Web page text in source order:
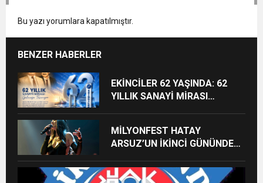
Bu yazı yorumlara kapatılmıştır.
BENZER HABERLER
EKİNCİLER 62 YAŞINDA: 62
YILLIK SANAYİ MİRASI
MİLYONFEST HATAY
ARSUZ’UN İKİNCİ GÜNÜNDE
ALACAK